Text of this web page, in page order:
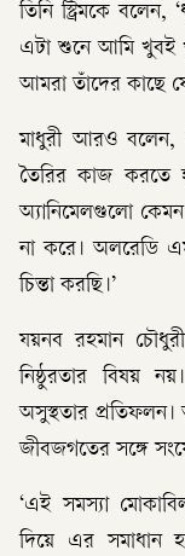
তিনি স্ট্রিমকে বলেন,
এটা শুনে আমি খুবই
আমরা তাঁদের কাছে
মাধুরী আরও বলেন,
তৈরির কাজ করতে
অ্যানিমেলগুলো
না করে। অলরেডি
চিন্তা করছি।’
যয়নব রহমান
নিষ্ঠুরতার বিষয়
অসুস্থতার
জীবজগতের সঙ্গে
‘এই সমস্যা
দিয়ে এর সমাধান